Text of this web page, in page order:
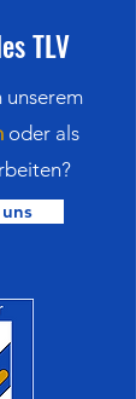
TLV
unserem
oder als